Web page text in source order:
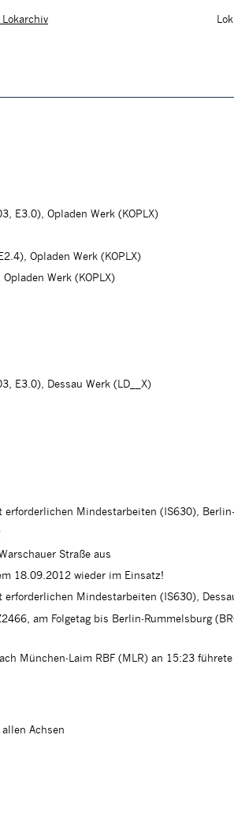
E3.0), Opladen Werk (KOPLX)
Opladen Werk (KOPLX)
Werk (KOPLX)
E3.0), Dessau Werk (LD__X)
Mindestarbeiten (IS630),
Straße aus
18.09.2012 wieder im Einsatz!
Mindestarbeiten (IS630),
am Folgetag bis Berlin-Rummelsburg
München-Laim RBF (MLR) an 15:23
Achsen